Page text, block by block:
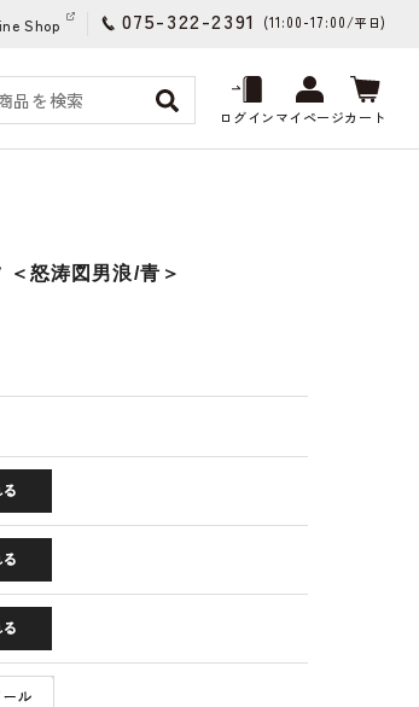
Shop 075-322-2391 (11:00-17:00/平日)
ログインマイページカート
怒涛図男浪/青＞